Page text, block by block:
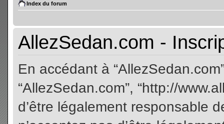
Index du forum
AllezSedan.com -
En accédant à
“AllezSedan.com”, “http://
d’être légalement responsable